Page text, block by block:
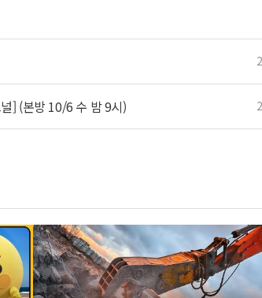
] (본방 10/6 수 밤 9시)